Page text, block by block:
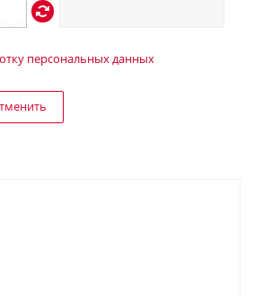
персональных данных